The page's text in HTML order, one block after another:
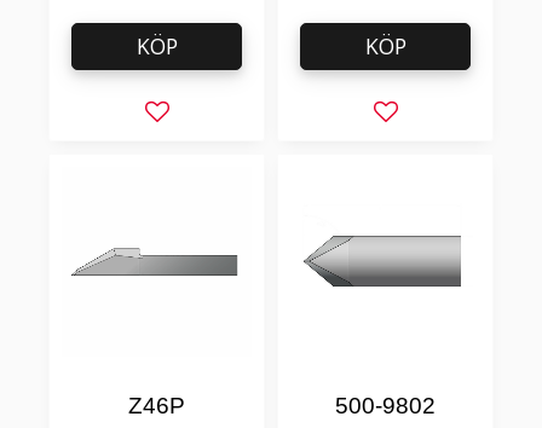
Lägg till i favoriter
KÖP
Lägg till i
KÖP
Z46P 500-9802